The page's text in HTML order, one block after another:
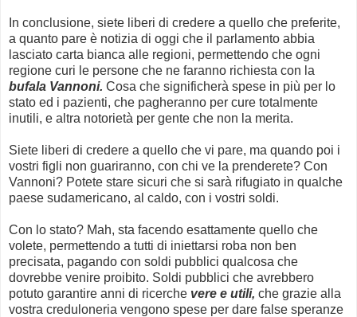
In conclusione, siete liberi di credere a quello che preferite,
a quanto pare è notizia di oggi che il parlamento abbia
lasciato carta bianca alle regioni, permettendo che ogni
regione curi le persone che ne faranno richiesta con la
bufala Vannoni. Cosa che significherà spese in più per lo
stato ed i pazienti, che pagheranno per cure totalmente
inutili, e altra notorietà per gente che non la merita.
Siete liberi di credere a quello che vi pare, ma quando poi i
vostri figli non guariranno, con chi ve la prenderete? Con
Vannoni? Potete stare sicuri che si sarà rifugiato in qualche
paese sudamericano, al caldo, con i vostri soldi.
Con lo stato? Mah, sta facendo esattamente quello che
volete, permettendo a tutti di iniettarsi roba non ben
precisata, pagando con soldi pubblici qualcosa che
dovrebbe venire proibito. Soldi pubblici che avrebbero
potuto garantire anni di ricerche vere e utili, che grazie alla
vostra creduloneria vengono spese per dare false speranze